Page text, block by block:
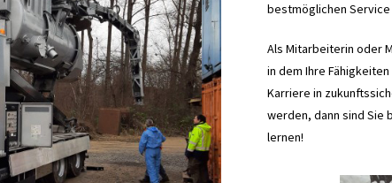
bestmöglichen
Als Mitarbeiterin oder
in dem Ihre
Karriere in
werden, dann sind Sie
lernen!